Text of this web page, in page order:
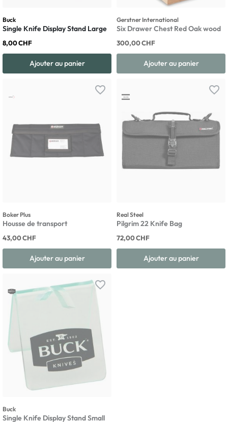
Buck
Single Knife Display Stand Large
8,00 CHF
Ajouter au panier
Gerstner International
Six Drawer Chest Red Oak wood
300,00 CHF
Ajouter au panier
favorite_border
Boker Plus
Housse de transport
43,00 CHF
Ajouter au panier
favorite_border
Real Steel
Pilgrim 22 Knife Bag
72,00 CHF
Ajouter au panier
favorite_border
Buck
Single Knife Display Stand Small